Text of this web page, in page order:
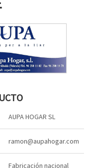
AUPA HOGAR SL
ramon@aupahogar.com
Fabricación nacional